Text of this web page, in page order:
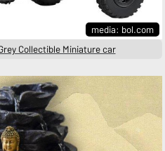
media: bol.com
Collectible Miniature car